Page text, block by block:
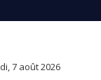
7 août 2026